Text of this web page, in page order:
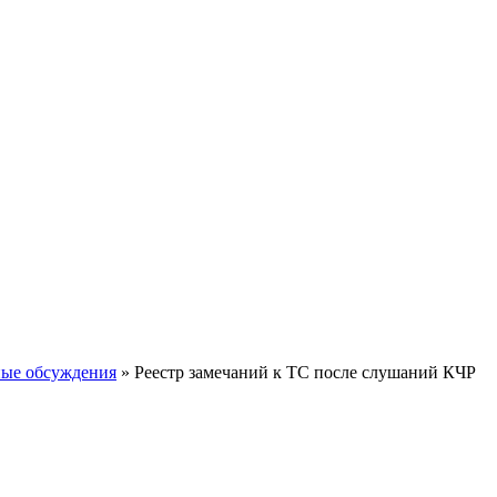
обсуждения » Реестр замечаний к ТС после слушаний КЧР